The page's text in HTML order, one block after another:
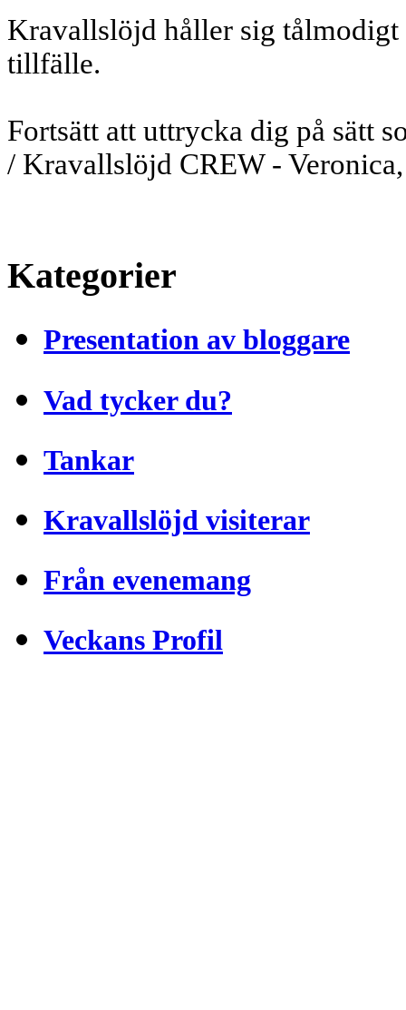
Kravallslöjd håller sig
tillfälle.
Fortsätt att uttrycka dig på sätt
/ Kravallslöjd CREW -
Kategorier
Presentation av bloggare
Vad tycker du?
Tankar
Kravallslöjd visiterar
Från evenemang
Veckans Profil